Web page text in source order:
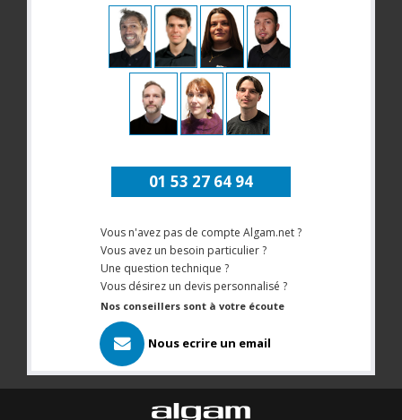
01 53 27 64 94
Vous n'avez pas de compte Algam.net ?
Vous avez un besoin particulier ?
Une question technique ?
Vous désirez un devis personnalisé ?
Nos conseillers sont à votre écoute
Nous ecrire un email